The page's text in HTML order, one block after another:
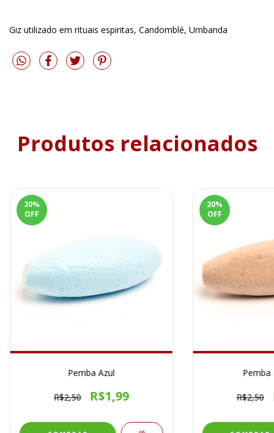
Giz utilizado em rituais espiritas, Candomblé, Umbanda
Produtos relacionados
20%
OFF
Pemba Azul
R$2,50 R$1,99
20%
OFF
R$2,50